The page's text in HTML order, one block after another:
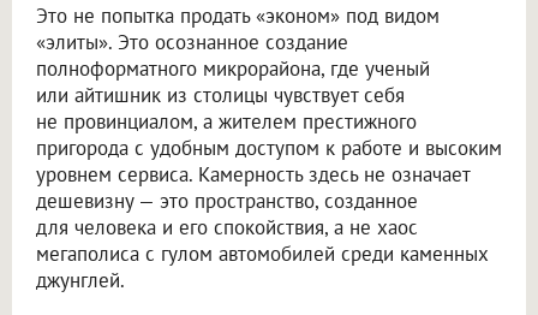
Это не попытка продать «эконом» под видом
«элиты». Это осознанное создание
полноформатного микрорайона, где ученый
или айтишник из столицы чувствует себя
не провинциалом, а жителем престижного
пригорода с удобным доступом к работе и высоким
уровнем сервиса. Камерность здесь не означает
дешевизну — это пространство, созданное
для человека и его спокойствия, а не хаос
мегаполиса с гулом автомобилей среди каменных
джунглей.